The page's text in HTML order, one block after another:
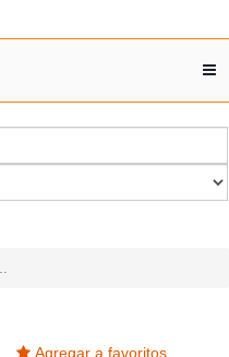
Agregar a favoritos